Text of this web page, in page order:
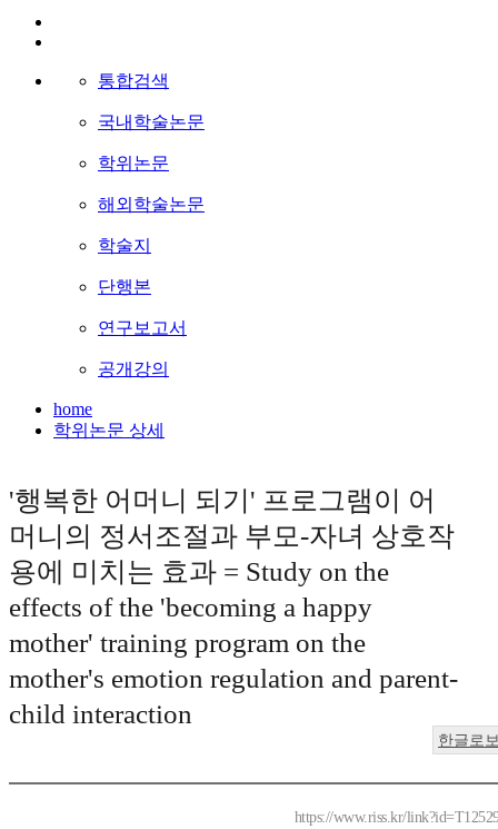
통합검색
국내학술논문
학위논문
해외학술논문
학술지
단행본
연구보고서
공개강의
home
학위논문 상세
'행복한 어머니 되기' 프로그램이 어
머니의 정서조절과 부모-자녀 상호작
용에 미치는 효과 = Study on the
effects of the 'becoming a happy
mother' training program on the
mother's emotion regulation and parent-
child interaction
한글로
https://www.riss.kr/